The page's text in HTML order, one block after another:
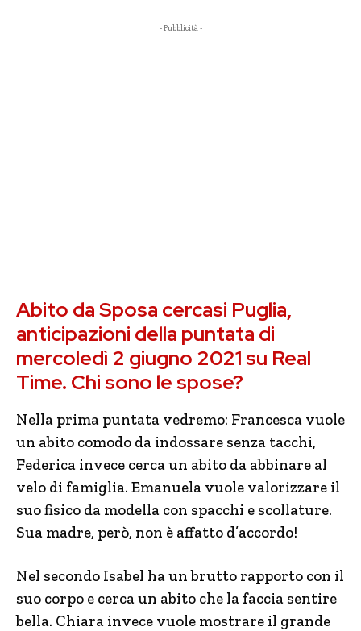
- Pubblicità -
Abito da Sposa cercasi Puglia,
anticipazioni della puntata di
mercoledì 2 giugno 2021 su Real
Time. Chi sono le spose?
Nella prima puntata vedremo: Francesca vuole
un abito comodo da indossare senza tacchi,
Federica invece cerca un abito da abbinare al
velo di famiglia. Emanuela vuole valorizzare il
suo fisico da modella con spacchi e scollature.
Sua madre, però, non è affatto d’accordo!
Nel secondo Isabel ha un brutto rapporto con il
suo corpo e cerca un abito che la faccia sentire
bella. Chiara invece vuole mostrare il grande